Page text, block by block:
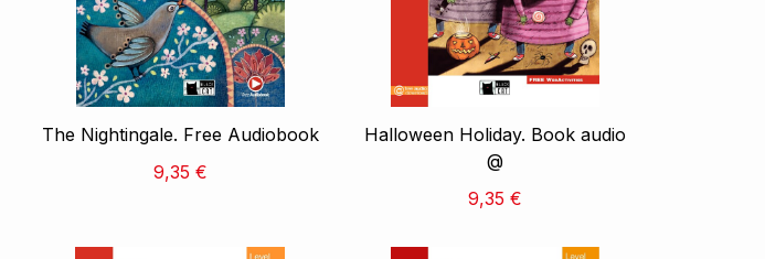
The Nightingale. Free Audiobook
9,35 €
Halloween Holiday. Book audio
@
9,35 €